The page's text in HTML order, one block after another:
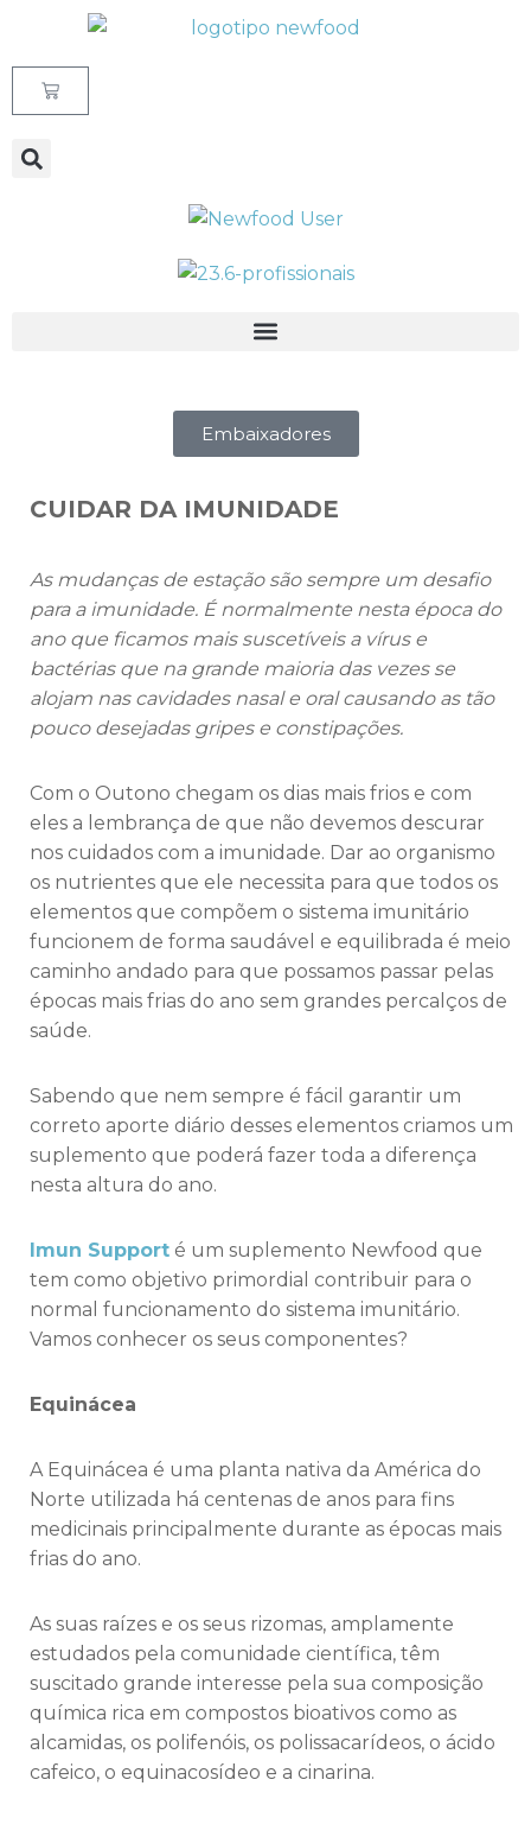
Avançar
para
conteúdo
Embaixadores
CUIDAR DA IMUNIDADE
As mudanças de estação são sempre um desafio
para a imunidade. É normalmente nesta época do
ano que ficamos mais suscetíveis a vírus e
bactérias que na grande maioria das vezes se
alojam nas cavidades nasal e oral causando as tão
pouco desejadas gripes e constipações.
Com o Outono chegam os dias mais frios e com
eles a lembrança de que não devemos descurar
nos cuidados com a imunidade. Dar ao organismo
os nutrientes que ele necessita para que todos os
elementos que compõem o sistema imunitário
funcionem de forma saudável e equilibrada é meio
caminho andado para que possamos passar pelas
épocas mais frias do ano sem grandes percalços de
saúde.
Sabendo que nem sempre é fácil garantir um
correto aporte diário desses elementos criamos um
suplemento que poderá fazer toda a diferença
nesta altura do ano.
Imun Support é um suplemento Newfood que
tem como objetivo primordial contribuir para o
normal funcionamento do sistema imunitário.
Vamos conhecer os seus componentes?
Equinácea
A Equinácea é uma planta nativa da América do
Norte utilizada há centenas de anos para fins
medicinais principalmente durante as épocas mais
frias do ano.
As suas raízes e os seus rizomas, amplamente
estudados pela comunidade científica, têm
suscitado grande interesse pela sua composição
química rica em compostos bioativos como as
alcamidas, os polifenóis, os polissacarídeos, o ácido
cafeico, o equinacosídeo e a cinarina.